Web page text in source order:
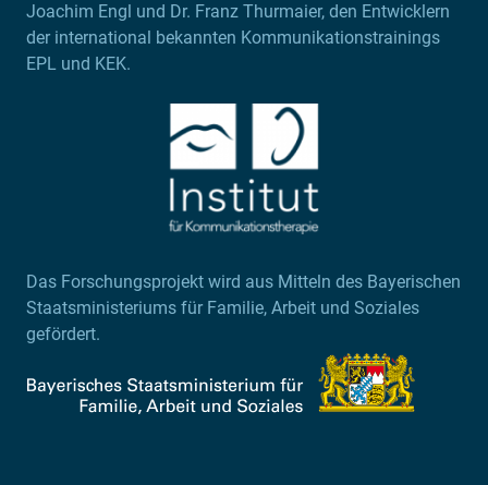
Joachim Engl und Dr. Franz Thurmaier, den Entwicklern
der international bekannten Kommunikationstrainings
EPL und KEK.
Das Forschungsprojekt wird aus Mitteln des Bayerischen
Staatsministeriums für Familie, Arbeit und Soziales
gefördert.